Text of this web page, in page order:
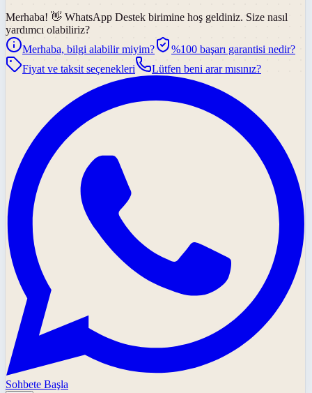
Merhaba! 👋 WhatsApp Destek birimine hoş geldiniz. Size nasıl
yardımcı olabiliriz?
Merhaba, bilgi alabilir miyim?
%100 başarı garantisi nedir?
Fiyat ve taksit seçenekleri
Lütfen beni arar mısınız?
Sohbete Başla